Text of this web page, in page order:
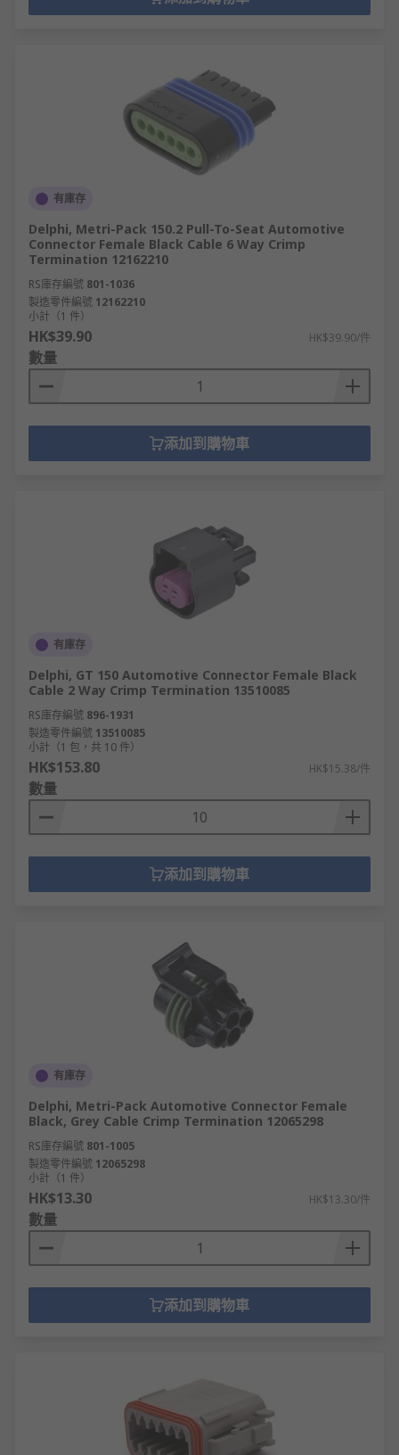
有庫存
Delphi, Metri-Pack 150.2 Pull-To-Seat Automotive
Connector Female Black Cable 6 Way Crimp
Termination 12162210
RS庫存編號 801-1036
製造零件編號 12162210
小計（1 件）
HK$39.90 HK$39.90/件
數量
添加到購物車
有庫存
Delphi, GT 150 Automotive Connector Female Black
Cable 2 Way Crimp Termination 13510085
RS庫存編號 896-1931
製造零件編號 13510085
小計（1 包，共 10 件）
HK$153.80 HK$15.38/件
數量
添加到購物車
有庫存
Delphi, Metri-Pack Automotive Connector Female
Black, Grey Cable Crimp Termination 12065298
RS庫存編號 801-1005
製造零件編號 12065298
小計（1 件）
HK$13.30 HK$13.30/件
數量
添加到購物車